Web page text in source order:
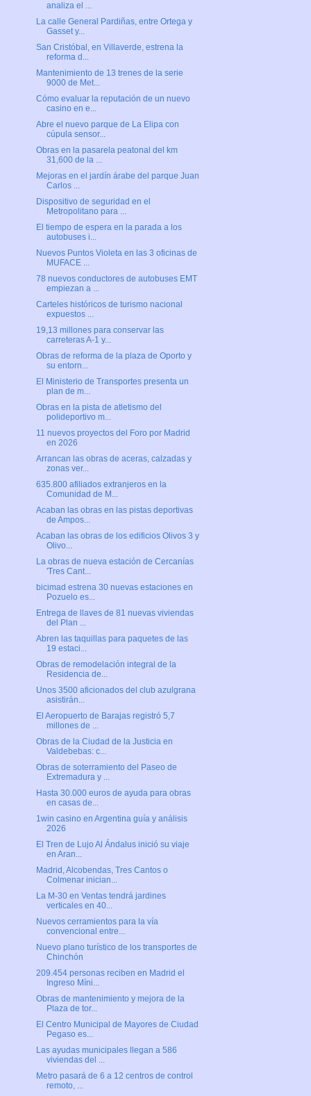
analiza el ...
La calle General Pardiñas, entre Ortega y
Gasset y...
San Cristóbal, en Villaverde, estrena la
reforma d...
Mantenimiento de 13 trenes de la serie
9000 de Met...
Cómo evaluar la reputación de un nuevo
casino en e...
Abre el nuevo parque de La Elipa con
cúpula sensor...
Obras en la pasarela peatonal del km
31,600 de la ...
Mejoras en el jardín árabe del parque Juan
Carlos ...
Dispositivo de seguridad en el
Metropolitano para ...
El tiempo de espera en la parada a los
autobuses i...
Nuevos Puntos Violeta en las 3 oficinas de
MUFACE ...
78 nuevos conductores de autobuses EMT
empiezan a ...
Carteles históricos de turismo nacional
expuestos ...
19,13 millones para conservar las
carreteras A-1 y...
Obras de reforma de la plaza de Oporto y
su entorn...
El Ministerio de Transportes presenta un
plan de m...
Obras en la pista de atletismo del
polideportivo m...
11 nuevos proyectos del Foro por Madrid
en 2026
Arrancan las obras de aceras, calzadas y
zonas ver...
635.800 afiliados extranjeros en la
Comunidad de M...
Acaban las obras en las pistas deportivas
de Ampos...
Acaban las obras de los edificios Olivos 3 y
Olivo...
La obras de nueva estación de Cercanías
'Tres Cant...
bicimad estrena 30 nuevas estaciones en
Pozuelo es...
Entrega de llaves de 81 nuevas viviendas
del Plan ...
Abren las taquillas para paquetes de las
19 estaci...
Obras de remodelación integral de la
Residencia de...
Unos 3500 aficionados del club azulgrana
asistirán...
El Aeropuerto de Barajas registró 5,7
millones de ...
Obras de la Ciudad de la Justicia en
Valdebebas: c...
Obras de soterramiento del Paseo de
Extremadura y ...
Hasta 30.000 euros de ayuda para obras
en casas de...
1win casino en Argentina guía y análisis
2026
El Tren de Lujo Al Ándalus inició su viaje
en Aran...
Madrid, Alcobendas, Tres Cantos o
Colmenar inician...
La M-30 en Ventas tendrá jardines
verticales en 40...
Nuevos cerramientos para la vía
convencional entre...
Nuevo plano turístico de los transportes de
Chinchón
209.454 personas reciben en Madrid el
Ingreso Míni...
Obras de mantenimiento y mejora de la
Plaza de tor...
El Centro Municipal de Mayores de Ciudad
Pegaso es...
Las ayudas municipales llegan a 586
viviendas del ...
Metro pasará de 6 a 12 centros de control
remoto, ...